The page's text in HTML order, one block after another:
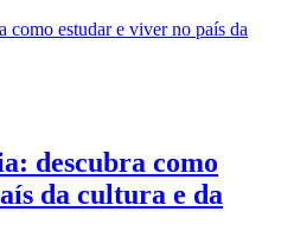
descubra como
da cultura e da